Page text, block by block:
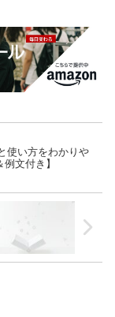
使い方をわかりや
文付き】